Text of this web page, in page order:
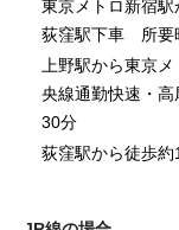
東京メトロ新宿駅
荻窪駅下車 所要
上野駅から東京
央線通勤快速・
30分
荻窪駅から徒歩約